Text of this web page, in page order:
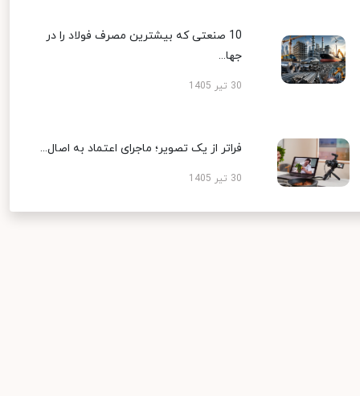
10 صنعتی که بیشترین مصرف فولاد را در
جها...
30 تیر 1405
فراتر از یک تصویر؛ ماجرای اعتماد به اصال...
30 تیر 1405